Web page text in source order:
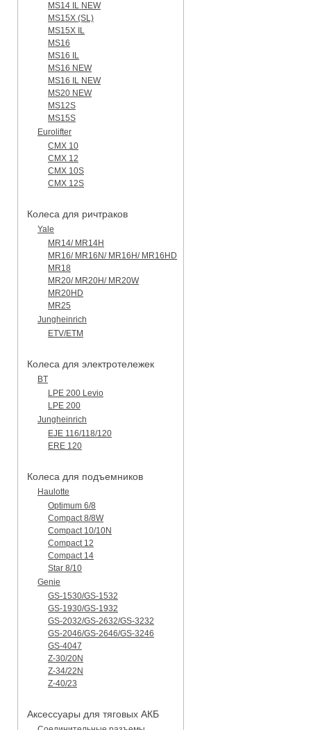
MS14 IL NEW
MS15X (SL)
MS15X IL
MS16
MS16 IL
MS16 NEW
MS16 IL NEW
MS20 NEW
MS12S
MS15S
Eurolifter
CMX 10
CMX 12
CMX 10S
CMX 12S
Колеса для ричтраков
Yale
MR14/ MR14H
MR16/ MR16N/ MR16H/ MR16HD
MR18
MR20/ MR20H/ MR20W
MR20HD
MR25
Jungheinrich
ETV/ETM
Колеса для электротележек
BT
LPE 200 Levio
LPE 200
Jungheinrich
EJE 116/118/120
ERE 120
Колеса для подъемников
Haulotte
Optimum 6/8
Compact 8/8W
Compact 10/10N
Compact 12
Compact 14
Star 8/10
Genie
GS-1530/GS-1532
GS-1930/GS-1932
GS-2032/GS-2632/GS-3232
GS-2046/GS-2646/GS-3246
GS-4047
Z-30/20N
Z-34/22N
Z-40/23
Аксессуары для тяговых АКБ